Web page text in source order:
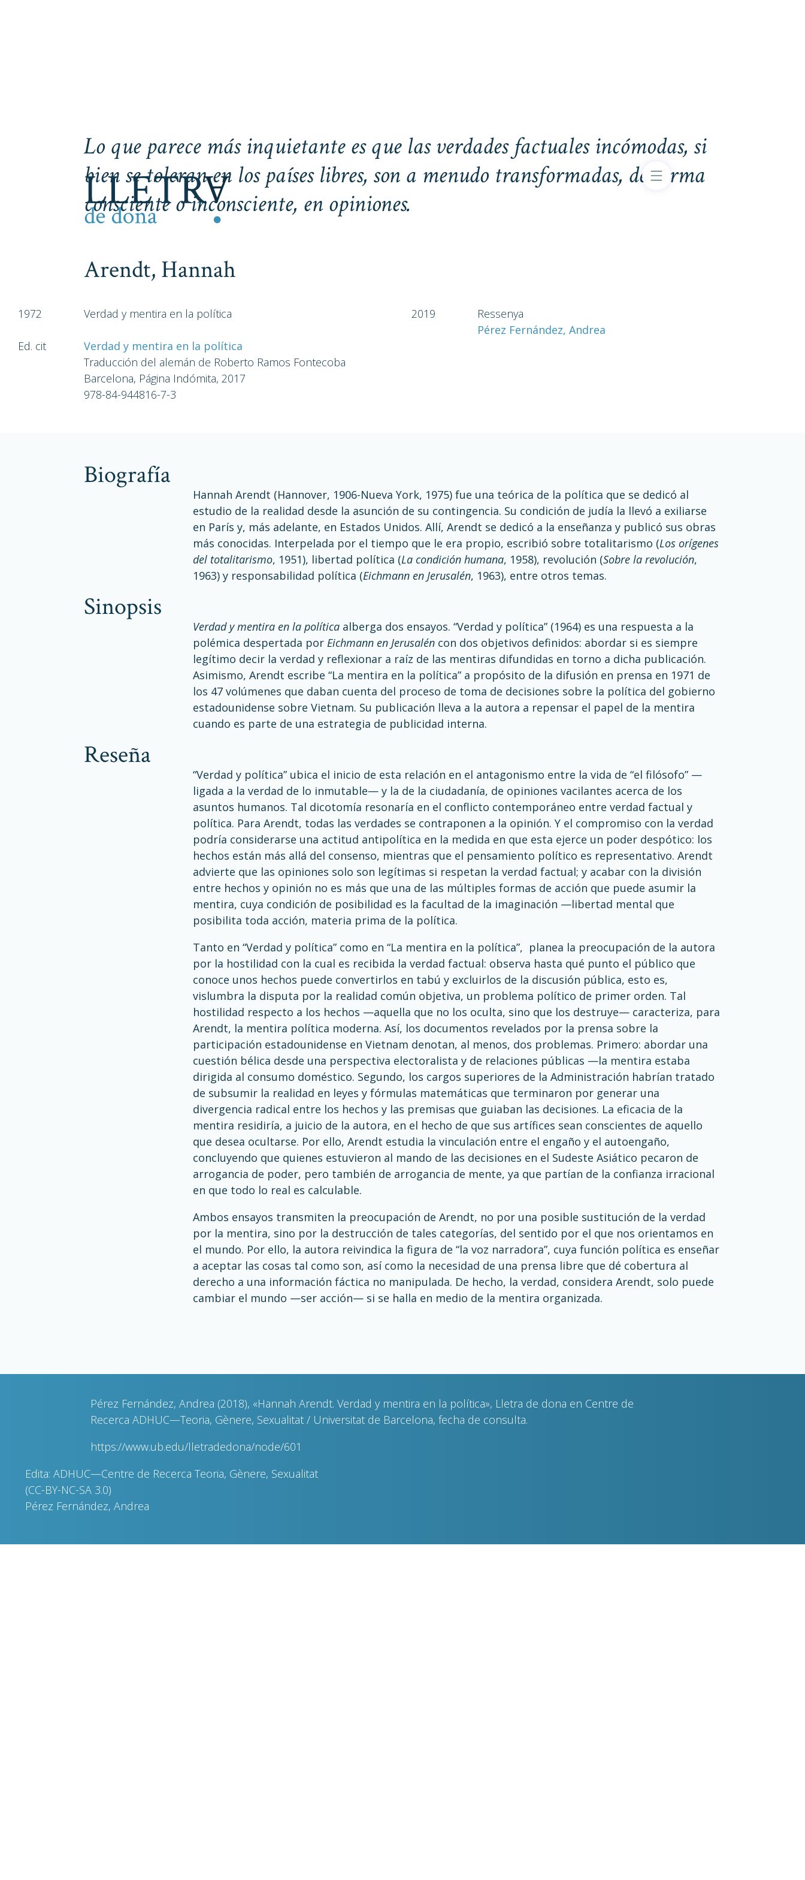
Lo que parece más inquietante es que las verdades factuales incómodas, si
bien se toleran en los países libres, son a menudo transformadas, de forma
consciente o inconsciente, en opiniones.
Arendt, Hannah
1972 Verdad y mentira en la política 2019
Ressenya
Pérez Fernández, Andrea
Ed. cit
Verdad y mentira en la política
Traducción del alemán de Roberto Ramos Fontecoba
Barcelona, Página Indómita, 2017
978-84-944816-7-3
biografía
Hannah Arendt (Hannover, 1906-Nueva York, 1975) fue una teórica de la política que se dedicó al
estudio de la realidad desde la asunción de su contingencia. Su condición de judía la llevó a exiliarse
en París y, más adelante, en Estados Unidos. Allí, Arendt se dedicó a la enseñanza y publicó sus obras
más conocidas. Interpelada por el tiempo que le era propio, escribió sobre totalitarismo (Los orígenes
del totalitarismo, 1951), libertad política (La condición humana, 1958), revolución (Sobre la revolución,
1963) y responsabilidad política (Eichmann en Jerusalén, 1963), entre otros temas.
sinopsis
Verdad y mentira en la política alberga dos ensayos. “Verdad y política” (1964) es una respuesta a la
polémica despertada por Eichmann en Jerusalén con dos objetivos definidos: abordar si es siempre
legítimo decir la verdad y reflexionar a raíz de las mentiras difundidas en torno a dicha publicación.
Asimismo, Arendt escribe “La mentira en la política” a propósito de la difusión en prensa en 1971 de
los 47 volúmenes que daban cuenta del proceso de toma de decisiones sobre la política del gobierno
estadounidense sobre Vietnam. Su publicación lleva a la autora a repensar el papel de la mentira
cuando es parte de una estrategia de publicidad interna.
reseña
“Verdad y política” ubica el inicio de esta relación en el antagonismo entre la vida de “el filósofo” —
ligada a la verdad de lo inmutable— y la de la ciudadanía, de opiniones vacilantes acerca de los
asuntos humanos. Tal dicotomía resonaría en el conflicto contemporáneo entre verdad factual y
política. Para Arendt, todas las verdades se contraponen a la opinión. Y el compromiso con la verdad
podría considerarse una actitud antipolítica en la medida en que esta ejerce un poder despótico: los
hechos están más allá del consenso, mientras que el pensamiento político es representativo. Arendt
advierte que las opiniones solo son legítimas si respetan la verdad factual; y acabar con la división
entre hechos y opinión no es más que una de las múltiples formas de acción que puede asumir la
mentira, cuya condición de posibilidad es la facultad de la imaginación —libertad mental que
posibilita toda acción, materia prima de la política.
Tanto en “Verdad y política” como en “La mentira en la política”, planea la preocupación de la autora
por la hostilidad con la cual es recibida la verdad factual: observa hasta qué punto el público que
conoce unos hechos puede convertirlos en tabú y excluirlos de la discusión pública, esto es,
vislumbra la disputa por la realidad común objetiva, un problema político de primer orden. Tal
hostilidad respecto a los hechos —aquella que no los oculta, sino que los destruye— caracteriza, para
Arendt, la mentira política moderna. Así, los documentos revelados por la prensa sobre la
participación estadounidense en Vietnam denotan, al menos, dos problemas. Primero: abordar una
cuestión bélica desde una perspectiva electoralista y de relaciones públicas —la mentira estaba
dirigida al consumo doméstico. Segundo, los cargos superiores de la Administración habrían tratado
de subsumir la realidad en leyes y fórmulas matemáticas que terminaron por generar una
divergencia radical entre los hechos y las premisas que guiaban las decisiones. La eficacia de la
mentira residiría, a juicio de la autora, en el hecho de que sus artífices sean conscientes de aquello
que desea ocultarse. Por ello, Arendt estudia la vinculación entre el engaño y el autoengaño,
concluyendo que quienes estuvieron al mando de las decisiones en el Sudeste Asiático pecaron de
arrogancia de poder, pero también de arrogancia de mente, ya que partían de la confianza irracional
en que todo lo real es calculable.
Ambos ensayos transmiten la preocupación de Arendt, no por una posible sustitución de la verdad
por la mentira, sino por la destrucción de tales categorías, del sentido por el que nos orientamos en
el mundo. Por ello, la autora reivindica la figura de “la voz narradora”, cuya función política es enseñar
a aceptar las cosas tal como son, así como la necesidad de una prensa libre que dé cobertura al
derecho a una información fáctica no manipulada. De hecho, la verdad, considera Arendt, solo puede
cambiar el mundo —ser acción— si se halla en medio de la mentira organizada.
Pérez Fernández, Andrea (2018), «Hannah Arendt. Verdad y mentira en la política», Lletra de dona en Centre de
Recerca ADHUC—Teoria, Gènere, Sexualitat / Universitat de Barcelona, fecha de consulta.
https://www.ub.edu/lletradedona/node/601
Edita: ADHUC—Centre de Recerca Teoria, Gènere, Sexualitat
(CC-BY-NC-SA 3.0)
Pérez Fernández, Andrea